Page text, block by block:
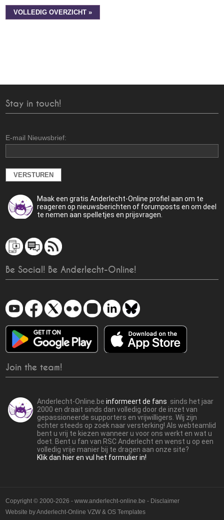
VOLLEDIG OVERZICHT »
Stay in touch!
E-mail Nieuwsbrief:
Maak een gratis Anderlecht-Online profiel aan om te
reageren op nieuwsberichten of forumposts en om deel
te nemen aan spelletjes en prijsvragen.
Be Social! Be Anderlecht-Online!
Join the team!
Anderlecht-Online.beinformeert de fans sinds het jaar
2000 en draait sinds dan volledig door de inzet van
gepassioneerde supporters en vrijwilligers. Wij zijn
echter steeds op zoek naar versterking! Als webteamlid
bent u vrij te kiezen wanneer u voor ons werkt en wat u
doet. Bent u fan van RSC Anderlecht en wenst u op een
volledig vrije manier bij te dragen aan onze site?
Klik dan hier en vul het formulier in!
Copyright © 2000-2026 - www.anderlecht-online.be - Disclaimer
Website byAnderlecht-Online VZW &OS Templates